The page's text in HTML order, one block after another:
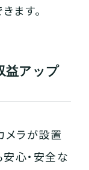
ます。
益アップ
メラが設置
心・安全な